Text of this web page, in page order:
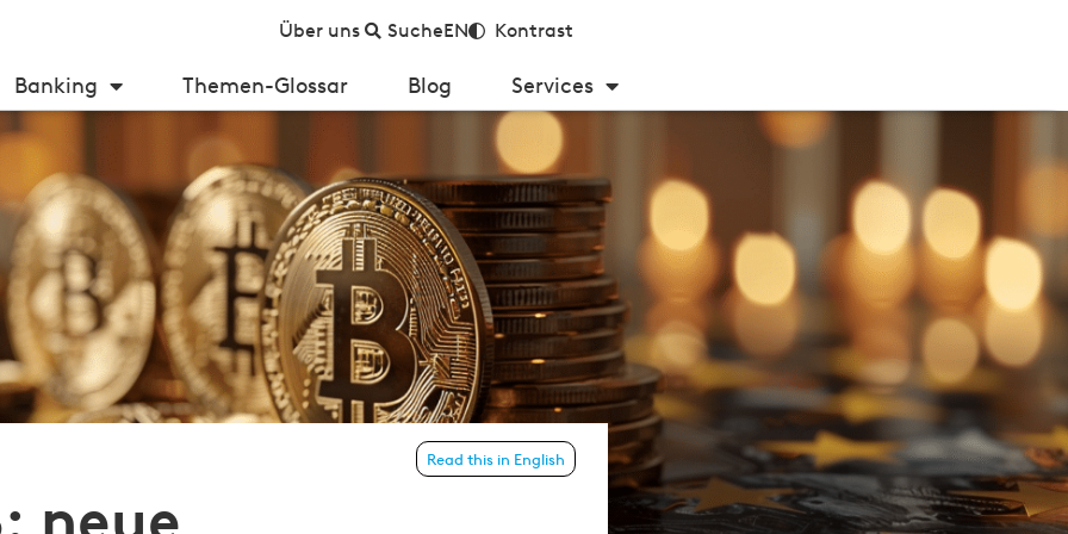
Über uns SucheEN Kontrast
Banking Themen-Glossar Blog Services
neue Reportingpflichten für EU-KryptodienstleisterRead this in English